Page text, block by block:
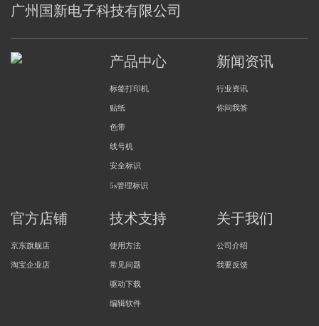
广州国新电子科技有限公司
产品中心
标签打印机
贴纸
色带
线号机
安全标识
5s管理标识
新闻资讯
行业资讯
你问我答
官方店铺
京东旗舰店
淘宝企业店
技术支持
使用方法
常见问题
驱动下载
编辑软件
关于我们
公司介绍
我要反馈